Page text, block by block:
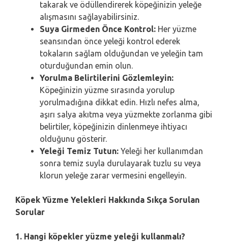
takarak ve ödüllendirerek köpeğinizin yeleğe
alışmasını sağlayabilirsiniz.
Suya Girmeden Önce Kontrol: Her yüzme
seansından önce yeleği kontrol ederek
tokaların sağlam olduğundan ve yeleğin tam
oturduğundan emin olun.
Yorulma Belirtilerini Gözlemleyin:
Köpeğinizin yüzme sırasında yorulup
yorulmadığına dikkat edin. Hızlı nefes alma,
aşırı salya akıtma veya yüzmekte zorlanma gibi
belirtiler, köpeğinizin dinlenmeye ihtiyacı
olduğunu gösterir.
Yeleği Temiz Tutun: Yeleği her kullanımdan
sonra temiz suyla durulayarak tuzlu su veya
klorun yeleğe zarar vermesini engelleyin.
Köpek Yüzme Yelekleri Hakkında Sıkça Sorulan
Sorular
1. Hangi köpekler yüzme yeleği kullanmalı?